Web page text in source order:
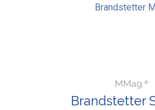
MMag.ª
Brandstetter